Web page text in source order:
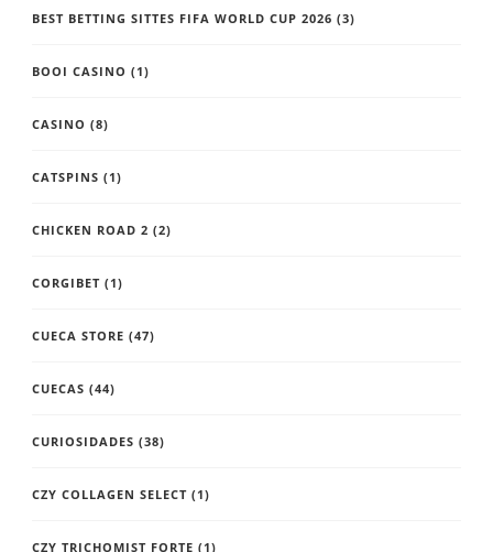
BEST BETTING SITTES FIFA WORLD CUP 2026 (3)
BOOI CASINO (1)
CASINO (8)
CATSPINS (1)
CHICKEN ROAD 2 (2)
CORGIBET (1)
CUECA STORE (47)
CUECAS (44)
CURIOSIDADES (38)
CZY COLLAGEN SELECT (1)
CZY TRICHOMIST FORTE (1)